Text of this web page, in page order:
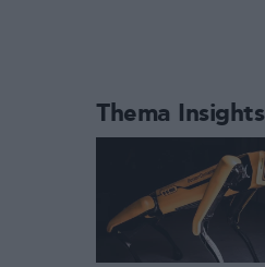
Thema Insights